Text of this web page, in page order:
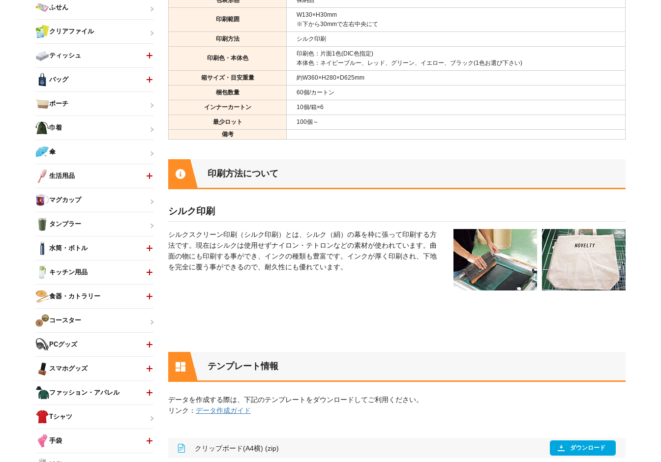
印刷範囲
W130×H30mm
※下から30mmで左右中央にて
印刷方法 シルク印刷
印刷色・本体色
印刷色：片面1色(DIC色指定)
本体色：ネイビーブルー、レッド、グリーン、イエロー、ブラック(1色お選び下さい)
箱サイズ・目安重量 約W360×H280×D625mm
梱包数量 60個/カートン
インナーカートン 10個/箱×6
最少ロット
100個～
備考
印刷方法について
シルク印刷
シルクスクリーン印刷（シルク印刷）とは、シルク（絹）の幕を枠に張って印刷する方
法です。現在はシルクは使用せずナイロン・テトロンなどの素材が使われています。曲
面の物にも印刷する事ができ、インクの種類も豊富です。インクが厚く印刷され、下地
を完全に覆う事ができるので、耐久性にも優れています。
テンプレート情報
データを作成する際は、下記のテンプレートをダウンロードしてご利用ください。
リンク： データ作成ガイド
クリップボード(A4横) (zip) ダウンロード
ふせん
クリアファイル
ティッシュ
バッグ
ポーチ
巾着
傘
生活用品
マグカップ
タンブラー
水筒・ボトル
キッチン用品
食器・カトラリー
コースター
PCグッズ
スマホグッズ
ファッション・アパレル
Tシャツ
手袋